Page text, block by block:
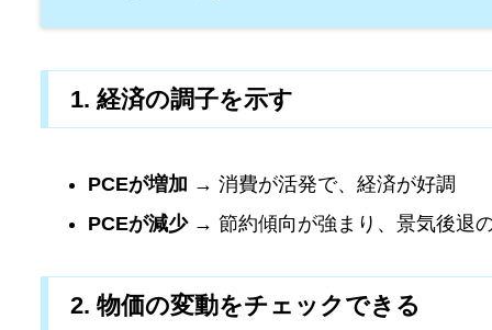
1. 経済の調子を示す
PCEが増加 → 消費が活発で、経済が好調
PCEが減少→ 節約傾向が強まり、景気後退
2. 物価の変動をチェックできる